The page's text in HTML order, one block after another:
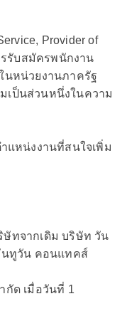
Provider of
รรับสมัครพนักงาน
นหน่วยงานภาครัฐ
เป็นส่วนหนึ่งในความ
แหน่งงานที่สนใจเพิ่ม
ษัทจากเดิม บริษัท วัน
นทูวัน คอนแทคส์
กัด เมื่อวันที่ 1